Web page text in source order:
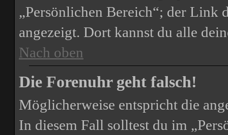
„Persönlichen Bereich“; der Link
angezeigt. Dort kannst du alle
Nach oben
Die Forenuhr geht falsch!
Möglicherweise entspricht die
In diesem Fall solltest du im